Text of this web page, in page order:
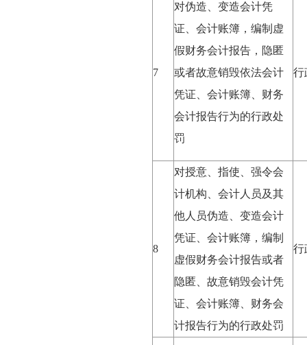
7
对伪造、变造会计凭
证、会计账簿，编制虚
假财务会计报告，隐匿
或者故意销毁依法会计
凭证、会计账簿、财务
会计报告行为的行政处
罚
行
8
对授意、指使、强令会
计机构、会计人员及其
他人员伪造、变造会计
凭证、会计账簿，编制
虚假财务会计报告或者
隐匿、故意销毁会计凭
证、会计账簿、财务会
计报告行为的行政处罚
行